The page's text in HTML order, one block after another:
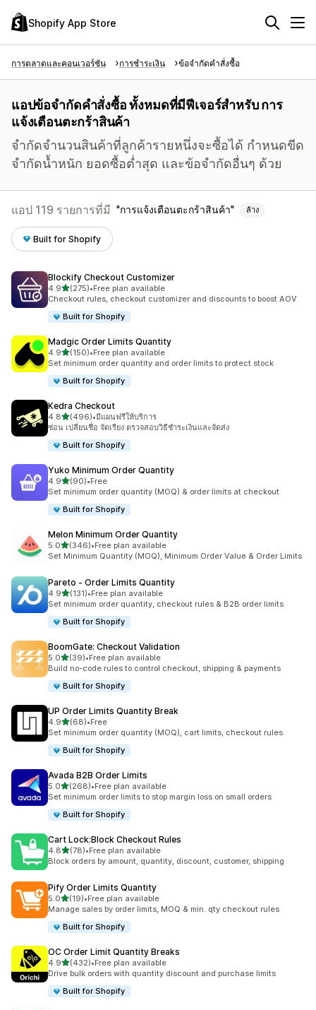
Shopify App Store
การตลาดและคอนเวอร์ชัน การชำระเงิน ข้อจำกัดคำสั่งซื้อ
แอปข้อจำกัดคำสั่งซื้อ ทั้งหมดที่มีฟีเจอร์สำหรับ การ
แจ้งเตือนตะกร้าสินค้า
จำกัดจำนวนสินค้าที่ลูกค้ารายหนึ่งจะซื้อได้ กำหนดขีด
จำกัดน้ำหนัก ยอดซื้อต่ำสุด และข้อจำกัดอื่นๆ ด้วย
แอป 119 รายการที่มี การแจ้งเตือนตะกร้าสินค้า ล้าง
Built for Shopify
Blockify Checkout Customizer
4.9เต็ม 5 ดาว
(275)
ทั้งหมด 275 รีวิว
•Free plan available
Checkout rules, checkout customizer and discounts to boost AOV
Built for Shopify
Madgic Order Limits Quantity
4.9เต็ม 5 ดาว
(150)
ทั้งหมด 150 รีวิว
•Free plan available
Set minimum order quantity and order limits to protect stock
Built for Shopify
Kedra Checkout
4.8เต็ม 5 ดาว
(496)
ทั้งหมด 496 รีวิว
•มีแผนฟรีให้บริการ
ซ่อน เปลี่ยนชื่อ จัดเรียง ตรวจสอบวิธีชำระเงินและจัดส่ง
Built for Shopify
Yuko Minimum Order Quantity
4.9เต็ม 5 ดาว
(90)
ทั้งหมด 90 รีวิว
•Free
Set minimum order quantity (MOQ) & order limits at checkout
Built for Shopify
Melon Minimum Order Quantity
5.0เต็ม 5 ดาว
(346)
ทั้งหมด 346 รีวิว
•Free plan available
Set Minimum Quantity (MOQ), Minimum Order Value & Order Limits
Pareto ‑ Order Limits Quantity
4.9เต็ม 5 ดาว
(131)
ทั้งหมด 131 รีวิว
•Free plan available
Set minimum order quantity, checkout rules & B2B order limits
Built for Shopify
BoomGate: Checkout Validation
5.0เต็ม 5 ดาว
(39)
ทั้งหมด 39 รีวิว
•Free plan available
Build no-code rules to control checkout, shipping & payments
Built for Shopify
UP Order Limits Quantity Break
4.9เต็ม 5 ดาว
(68)
ทั้งหมด 68 รีวิว
•Free
Set minimum order quantity (MOQ), cart limits, checkout rules
Built for Shopify
Avada B2B Order Limits
5.0เต็ม 5 ดาว
(268)
ทั้งหมด 268 รีวิว
•Free plan available
Set minimum order limits to stop margin loss on small orders
Built for Shopify
Cart Lock:Block Checkout Rules
4.8เต็ม 5 ดาว
(78)
ทั้งหมด 78 รีวิว
•Free plan available
Block orders by amount, quantity, discount, customer, shipping
Pify Order Limits Quantity
5.0เต็ม 5 ดาว
(19)
ทั้งหมด 19 รีวิว
•Free plan available
Manage sales by order limits, MOQ & min. qty checkout rules
Built for Shopify
OC Order Limit Quantity Breaks
4.9เต็ม 5 ดาว
(432)
ทั้งหมด 432 รีวิว
•Free plan available
Drive bulk orders with quantity discount and purchase limits
Built for Shopify